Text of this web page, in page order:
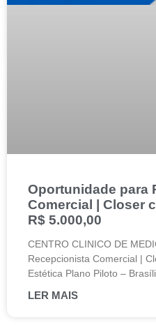
Oportunidade para
Comercial | Closer
R$ 5.000,00
CENTRO CLINICO DE
Recepcionista Comercial |
Estética Plano Piloto –
LER MAIS